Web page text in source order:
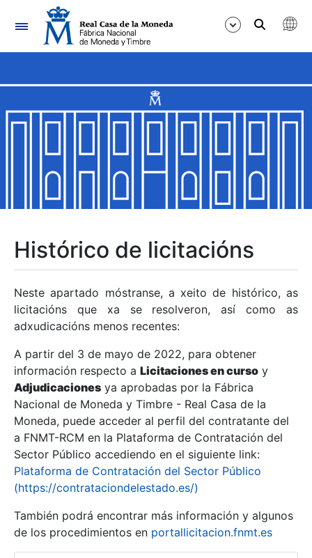
Navegación
Mostrar/Ocultar
Mostrar/Ocultar
Mostrar/Ocultar
Mostrar/Ocultar
Mostrar/Ocultar
Mostrar/Ocultar
Histórico de licitacións
Neste apartado móstranse, a xeito de histórico, as
licitacións que xa se resolveron, así como as
adxudicacións menos recentes:
A partir del 3 de mayo de 2022, para obtener
información respecto a Licitaciones en curso y
Adjudicaciones ya aprobadas por la Fábrica
Nacional de Moneda y Timbre - Real Casa de la
Moneda, puede acceder al perfil del contratante del
a FNMT-RCM en la Plataforma de Contratación del
Sector Público accediendo en el siguiente link:
Plataforma de Contratación del Sector Público
(https://contrataciondelestado.es/)
También podrá encontrar más información y algunos
de los procedimientos en portallicitacion.fnmt.es